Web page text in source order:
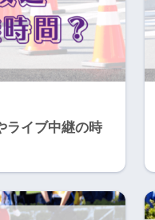
ライブ中継の時